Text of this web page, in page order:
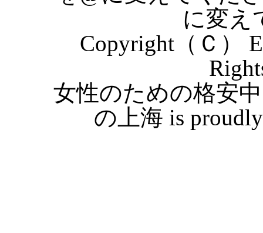
に変え
Copyright（Ｃ）
女性のための格安
の上海 is